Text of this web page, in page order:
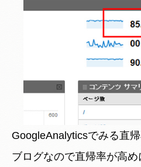
GoogleAnalyticsでみる直
ブログなので直帰率が高め